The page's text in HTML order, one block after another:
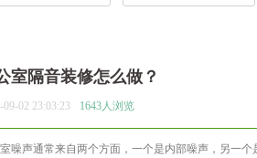
室隔音装修怎么做？
09-02 23:03:23 1643人浏览
噪声通常来自两个方面，一个是内部噪声，另一